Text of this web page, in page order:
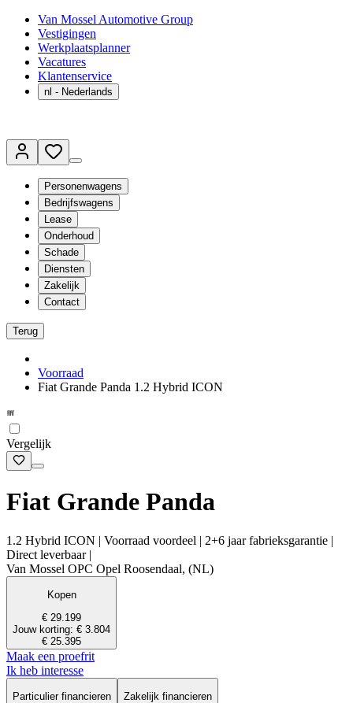
Van Mossel Automotive Group
Vestigingen
Werkplaatsplanner
Vacatures
Klantenservice
nl - Nederlands
Personenwagens
Bedrijfswagens
Lease
Onderhoud
Schade
Diensten
Zakelijk
Contact
Terug
Voorraad
Fiat Grande Panda 1.2 Hybrid ICON
Vergelijk
Fiat Grande Panda
1.2 Hybrid ICON | Voorraad voordeel | 2+6 jaar fabrieksgarantie |
Direct leverbaar |
Van Mossel OPC Opel Roosendaal, (NL)
Kopen
€ 29.199
Jouw korting: € 3.804
€ 25.395
Maak een proefrit
Ik heb interesse
Particulier financieren
Zakelijk financieren